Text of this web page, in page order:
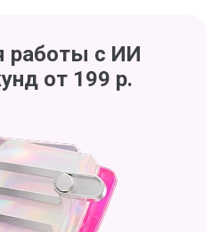
работы с ИИ
от 199 р.